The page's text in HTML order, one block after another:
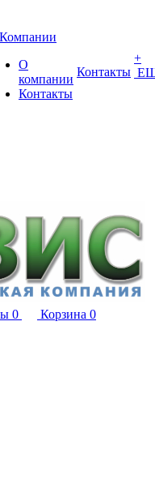
О
компании
Контакты
Контакты
+
0 Корзина 0